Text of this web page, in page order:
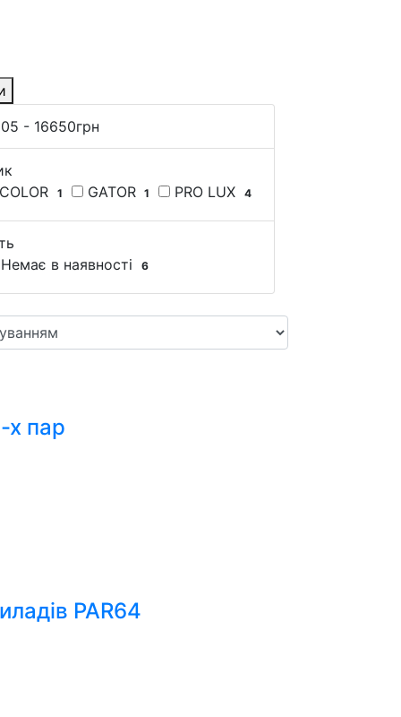
- 16650грн
1 GATOR 1 PRO LUX 4
в наявності
6
х пар
PAR64